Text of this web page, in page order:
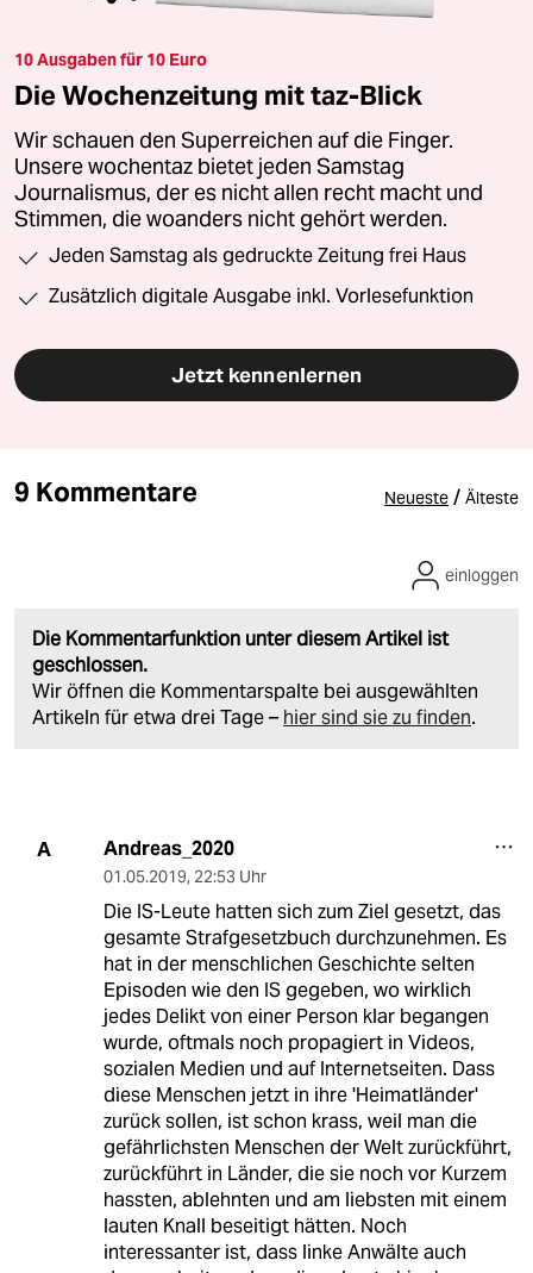
10 Ausgaben für 10 Euro
Die Wochenzeitung mit taz-Blick
Wir schauen den Superreichen auf die Finger.
Unsere wochentaz bietet jeden Samstag
Journalismus, der es nicht allen recht macht und
Stimmen, die woanders nicht gehört werden.
Jeden Samstag als gedruckte Zeitung frei Haus
Zusätzlich digitale Ausgabe inkl. Vorlesefunktion
Jetzt kennenlernen
9 Kommentare Neueste / Älteste
Die Kommentarfunktion unter diesem Artikel ist
geschlossen.
Wir öffnen die Kommentarspalte bei ausgewählten
Artikeln für etwa drei Tage – hier sind sie zu finden.
einloggen
A Andreas_2020
01.05.2019, 22:53 Uhr
Die IS-Leute hatten sich zum Ziel gesetzt, das
gesamte Strafgesetzbuch durchzunehmen. Es
hat in der menschlichen Geschichte selten
Episoden wie den IS gegeben, wo wirklich
jedes Delikt von einer Person klar begangen
wurde, oftmals noch propagiert in Videos,
sozialen Medien und auf Internetseiten. Dass
diese Menschen jetzt in ihre 'Heimatländer'
zurück sollen, ist schon krass, weil man die
gefährlichsten Menschen der Welt zurückführt,
zurückführt in Länder, die sie noch vor Kurzem
hassten, ablehnten und am liebsten mit einem
lauten Knall beseitigt hätten. Noch
interessanter ist, dass linke Anwälte auch